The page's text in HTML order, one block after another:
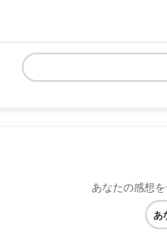
あなたの感想
あ